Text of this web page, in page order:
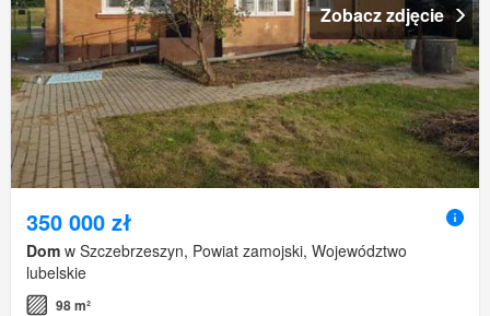
Zobacz zdjęcie
350 000 zł
Dom w Szczebrzeszyn, Powiat zamojski, Województwo
lubelskie
98 m²